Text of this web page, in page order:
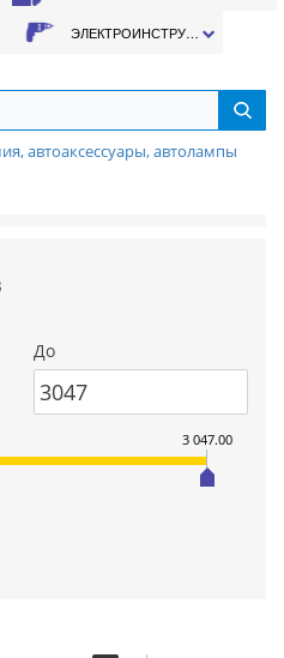
ЭЛЕКТРОИНСТРУМЕНТ
автоаксессуары, автолампы
До
3 047.00